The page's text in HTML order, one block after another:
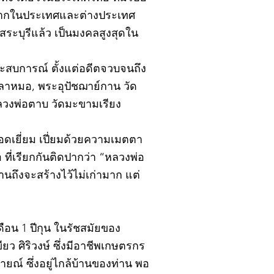
นประเทศและต่างประเทศ
ระบุรีแล้ว เป็นมงคลสูงสุดใน
สบการณ์ ตั้งแต่อดีตจวบจนถึง
าหมอ, พระอุปัชฌาย์กาน วัด
พ่อตาบ วัดมะขามเรียง
เยี่ยม เปี่ยมด้วยความเมตตา
เรียกกันติดปากว่า “หลวงพ่อ
ถึงจะสร้างไว้ไม่เก่ามาก แต่
อน 1 ปีกุน ในรัชสมัยของ
ว ศิริวงษ์ ซึ่งมีอาชีพเกษตรกร
ยณ์ ซึ่งอยู่ไกล้บ้านของท่าน พอ